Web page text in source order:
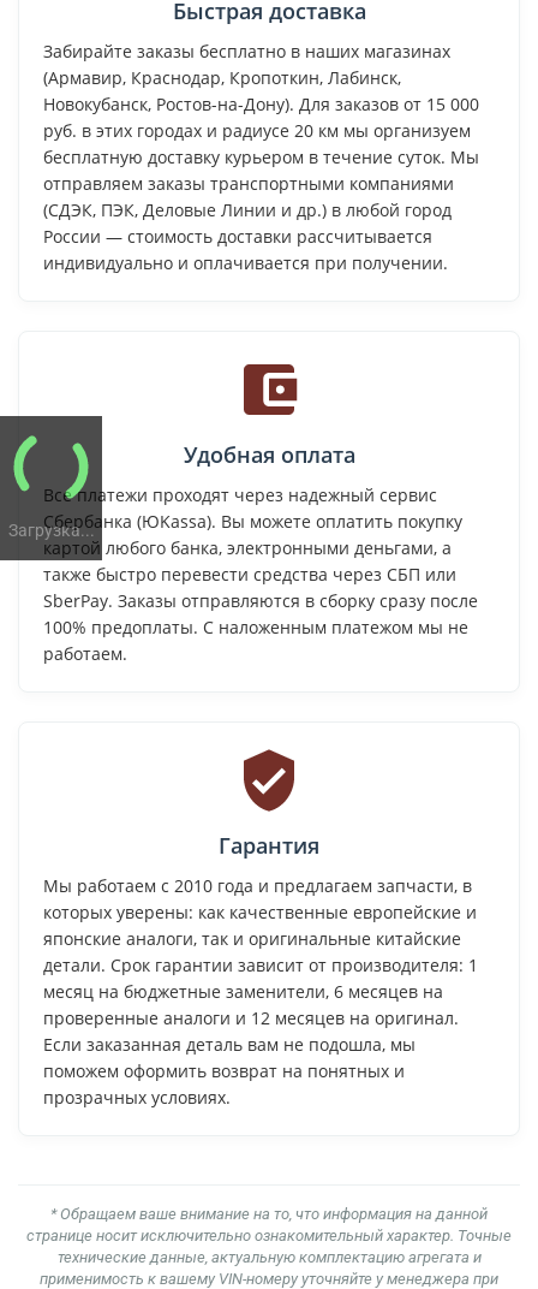
Загрузка...
Быстрая доставка
Забирайте заказы бесплатно в наших магазинах
(Армавир, Краснодар, Кропоткин, Лабинск,
Новокубанск, Ростов-на-Дону). Для заказов от 15 000
руб. в этих городах и радиусе 20 км мы организуем
бесплатную доставку курьером в течение суток. Мы
отправляем заказы транспортными компаниями
(СДЭК, ПЭК, Деловые Линии и др.) в любой город
России — стоимость доставки рассчитывается
индивидуально и оплачивается при получении.
Удобная оплата
Все платежи проходят через надежный сервис
Сбербанка (ЮKassa). Вы можете оплатить покупку
картой любого банка, электронными деньгами, а
также быстро перевести средства через СБП или
SberPay. Заказы отправляются в сборку сразу после
100% предоплаты. С наложенным платежом мы не
работаем.
Гарантия
Мы работаем с 2010 года и предлагаем запчасти, в
которых уверены: как качественные европейские и
японские аналоги, так и оригинальные китайские
детали. Срок гарантии зависит от производителя: 1
месяц на бюджетные заменители, 6 месяцев на
проверенные аналоги и 12 месяцев на оригинал.
Если заказанная деталь вам не подошла, мы
поможем оформить возврат на понятных и
прозрачных условиях.
* Обращаем ваше внимание на то, что информация на данной
странице носит исключительно ознакомительный характер. Точные
технические данные, актуальную комплектацию агрегата и
применимость к вашему VIN-номеру уточняйте у менеджера при